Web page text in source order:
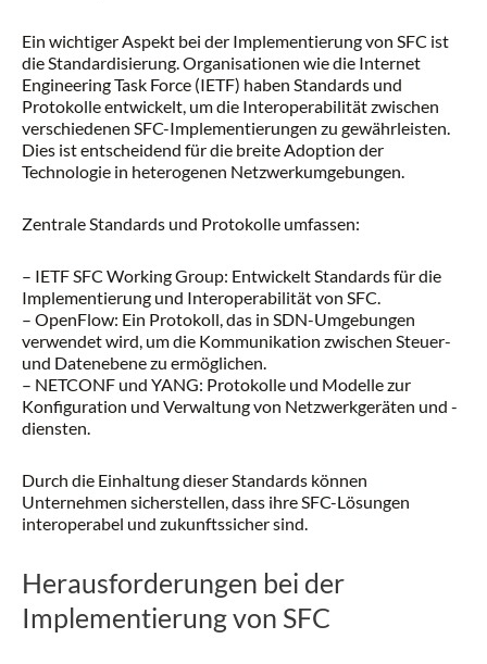
Ein wichtiger Aspekt bei der Implementierung von SFC ist
die Standardisierung. Organisationen wie die Internet
Engineering Task Force (IETF) haben Standards und
Protokolle entwickelt, um die Interoperabilität zwischen
verschiedenen SFC-Implementierungen zu gewährleisten.
Dies ist entscheidend für die breite Adoption der
Technologie in heterogenen Netzwerkumgebungen.
Zentrale Standards und Protokolle umfassen:
– IETF SFC Working Group: Entwickelt Standards für die
Implementierung und Interoperabilität von SFC.
– OpenFlow: Ein Protokoll, das in SDN-Umgebungen
verwendet wird, um die Kommunikation zwischen Steuer-
und Datenebene zu ermöglichen.
– NETCONF und YANG: Protokolle und Modelle zur
Konfiguration und Verwaltung von Netzwerkgeräten und -
diensten.
Durch die Einhaltung dieser Standards können
Unternehmen sicherstellen, dass ihre SFC-Lösungen
interoperabel und zukunftssicher sind.
Herausforderungen bei der
Implementierung von SFC